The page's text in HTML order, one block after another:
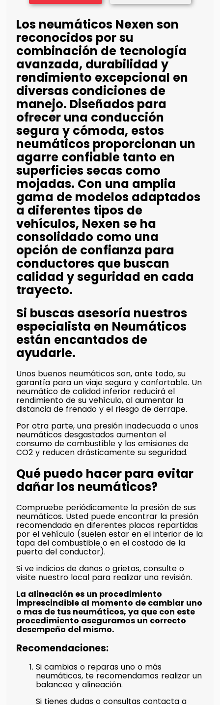
Los neumáticos Nexen son
reconocidos por su
combinación de tecnología
avanzada, durabilidad y
rendimiento excepcional en
diversas condiciones de
manejo. Diseñados para
ofrecer una conducción
segura y cómoda, estos
neumáticos proporcionan un
agarre confiable tanto en
superficies secas como
mojadas. Con una amplia
gama de modelos adaptados
a diferentes tipos de
vehículos, Nexen se ha
consolidado como una
opción de confianza para
conductores que buscan
calidad y seguridad en cada
trayecto.
Si buscas asesoría nuestros
especialista en Neumáticos
están encantados de
ayudarle.
Unos buenos neumáticos son, ante todo, su
garantía para un viaje seguro y confortable. Un
neumático de calidad inferior reducirá el
rendimiento de su vehículo, al aumentar la
distancia de frenado y el riesgo de derrape.
Por otra parte, una presión inadecuada o unos
neumáticos desgastados aumentan el
consumo de combustible y las emisiones de
CO2 y reducen drásticamente su seguridad.
Qué puedo hacer para evitar
dañar los neumáticos?
Compruebe periódicamente la presión de sus
neumáticos. Usted puede encontrar la presión
recomendada en diferentes placas repartidas
por el vehículo (suelen estar en el interior de la
tapa del combustible o en el costado de la
puerta del conductor).
Si ve indicios de daños o grietas, consulte o
visite nuestro local para realizar una revisión.
La alineación es un procedimiento
imprescindible al momento de cambiar uno
o mas de tus neumáticos, ya que con este
procedimiento aseguramos un correcto
desempeño del mismo.
Recomendaciones:
Si cambias o reparas uno o más
neumáticos, te recomendamos realizar un
balanceo y alineación.
Si tienes dudas o consultas contacta a